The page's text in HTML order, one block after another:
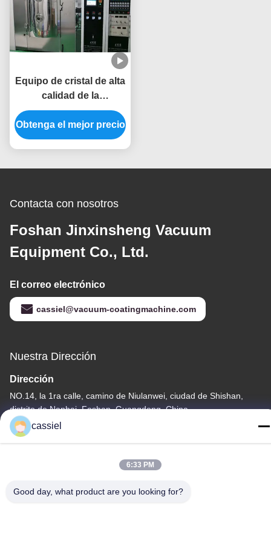
Equipo de cristal de alta
calidad de la
vacuometalización de la
cristalería PVD de la
eficacia alta en Foshan
Obtenga el mejor precio
Contacta con nosotros
Foshan Jinxinsheng Vacuum
Equipment Co., Ltd.
El correo electrónico
cassiel@vacuum-coatingmachine.com
Nuestra Dirección
Dirección
NO.14, la 1ra calle, camino de Niulanwei, ciudad de Shishan,
distrito de Nanhai, Foshan, Guangdong, China
Teléfono
cassiel
6:33 PM
Good day, what product are you looking for?